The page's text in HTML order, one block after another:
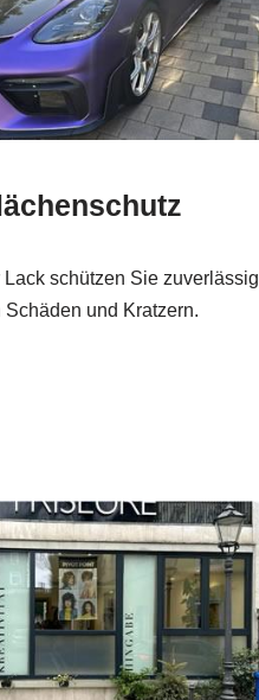
Lack schützen Sie zuverlässig
und Kratzern.